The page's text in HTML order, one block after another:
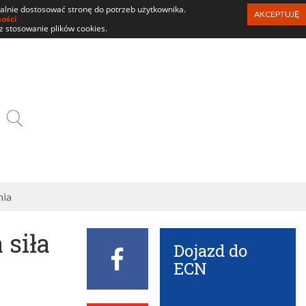
dostosować stronę do potrzeb użytkownika.
stosowanie plików cookies.
AKCEPTUJĘ
Facebook
ECN
Dojazd do
ECN